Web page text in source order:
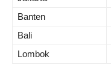
Banten
Bali
Lombok